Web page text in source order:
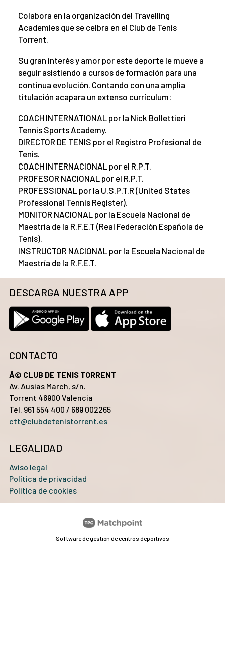
Colabora en la organización del Travelling
Academies que se celbra en el Club de Tenis
Torrent.
Su gran interés y amor por este deporte le mueve a
seguir asistiendo a cursos de formación para una
continua evolución. Contando con una amplia
titulación acapara un extenso currículum:
COACH INTERNATIONAL por la Nick Bollettieri
Tennis Sports Academy.
DIRECTOR DE TENIS por el Registro Profesional de
Tenis.
COACH INTERNACIONAL por el R.P.T.
PROFESOR NACIONAL por el R.P.T.
PROFESSIONAL por la U.S.P.T.R (United States
Professional Tennis Register).
MONITOR NACIONAL por la Escuela Nacional de
Maestría de la R.F.E.T (Real Federación Española de
Tenis).
INSTRUCTOR NACIONAL por la Escuela Nacional de
Maestría de la R.F.E.T.
DESCARGA NUESTRA APP
CONTACTO
Â© CLUB DE TENIS TORRENT
Av. Ausias March, s/n.
Torrent 46900 Valencia
Tel. 961 554 400 / 689 002265
ctt@clubdetenistorrent.es
LEGALIDAD
Aviso legal
Política de privacidad
Política de cookies
Software de gestión de centros deportivos